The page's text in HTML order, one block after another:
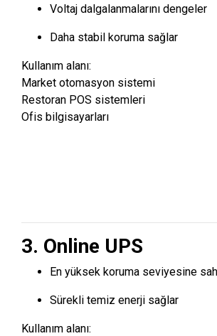
Voltaj dalgalanmalarını dengeler
Daha stabil koruma sağlar
Kullanım alanı:
Market otomasyon sistemi
Restoran POS sistemleri
Ofis bilgisayarları
3. Online UPS
En yüksek koruma seviyesine
Sürekli temiz enerji sağlar
Kullanım alanı: